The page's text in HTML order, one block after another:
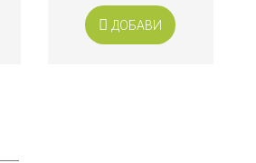
ДОБАВИ